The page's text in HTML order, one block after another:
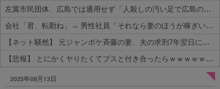
左翼市民団体、広島では通用せず「人殺しの汚い足で広島の土を踏むな！」→広島県民「お前らの方が汚いんじゃ！」「ワシらが広島県民じゃ」
会社「君、転勤ね」→ 男性社員「それなら妻のほうが稼ぎいいんで辞めます」⇒ 結果・・・
【ネット騒然】 元ジャンポケ斉藤の妻、夫の求刑7年翌日にインスタ更新！その内容がガチでヤバすぎる…
【悲報】 とにかくヤりたくてブスと付き合ったらｗｗｗｗｗｗｗｗｗｗｗｗｗｗｗ
Powered by livedoor 相互RSS
2025年08月13日